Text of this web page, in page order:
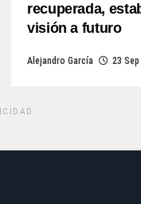
recuperada,
visión a futuro
Alejandro García 23